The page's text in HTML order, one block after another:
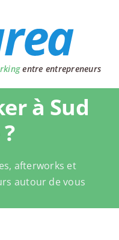
entre entrepreneurs
à Sud
afterworks et
autour de vous